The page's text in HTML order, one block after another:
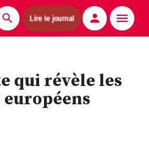
Lire le journal
qui révèle les